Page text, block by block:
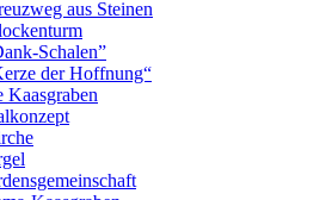
aus Steinen
Schalen”
der Hoffnung“
Kaasgraben